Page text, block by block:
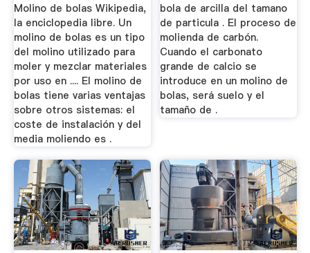
Molino de bolas Wikipedia,
la enciclopedia libre. Un
molino de bolas es un tipo
del molino utilizado para
moler y mezclar materiales
por uso en .... El molino de
bolas tiene varias ventajas
sobre otros sistemas: el
coste de instalación y del
media moliendo es .
bola de arcilla del tamano
de particula . El proceso de
molienda de carbón.
Cuando el carbonato
grande de calcio se
introduce en un molino de
bolas, será suelo y el
tamaño de .